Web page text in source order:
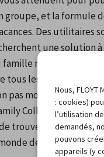
groupe, et la formule
Des utilitaires
une solution
nombreuse,
tous les
pas moins de 9
Collection, La
trouver le modèle le
de l'automobile.
Nous,
: cookies)
l’utilisation
demandés,
pouvons
appareils (y